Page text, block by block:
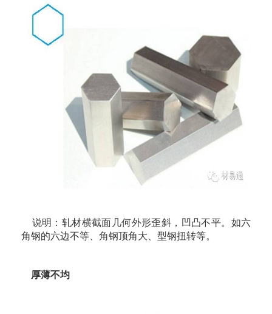
说明：轧材横截面几何外形歪斜，凹凸不平。如六
角钢的六边不等、角钢顶角大、型钢扭转等。
厚薄不均